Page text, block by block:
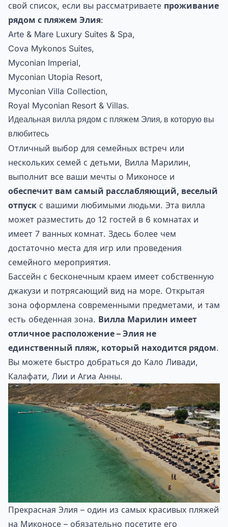
свой список, если вы рассматриваете проживание
рядом с пляжем Элия:
Arte & Mare Luxury Suites & Spa,
Cova Mykonos Suites,
Myconian Imperial,
Myconian Utopia Resort,
Myconian Villa Collection,
Royal Myconian Resort & Villas.
Идеальная вилла рядом с пляжем Элия, в которую вы
влюбитесь
Отличный выбор для семейных встреч или
нескольких семей с детьми, Вилла Марилин,
выполнит все ваши мечты о Миконосе и
обеспечит вам самый расслабляющий, веселый
отпуск с вашими любимыми людьми. Эта вилла
может разместить до 12 гостей в 6 комнатах и
имеет 7 ванных комнат. Здесь более чем
достаточно места для игр или проведения
семейного мероприятия.
Бассейн с бесконечным краем имеет собственную
джакузи и потрясающий вид на море. Открытая
зона оформлена современными предметами, и там
есть обеденная зона. Вилла Марилин имеет
отличное расположение – Элия не
единственный пляж, который находится рядом.
Вы можете быстро добраться до Кало Ливади,
Калафати, Лии и Агиа Анны.
Прекрасная Элия – один из самых красивых пляжей
на Миконосе – обязательно посетите его